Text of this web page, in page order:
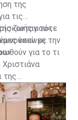
της
τις
τότε
με την
για το τι
ζωής μου»,
εκείνες.
της